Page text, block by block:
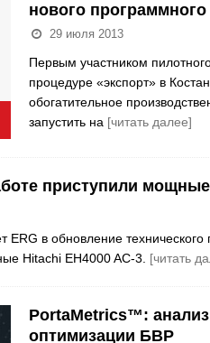
нового
29 июля 2013
Первым участником
процедуре «экспорт» в
обогатительное
запустить на [читать далее]
приступили
ERG в обновление
Hitachi EH4000 AC-3. [читать
PortaMetrics™: анализ
оптимизации БВР